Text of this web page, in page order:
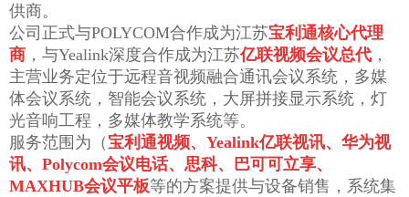
供商。
公司正式与POLYCOM合作成为江苏宝利通核心代理
商 ，与Yealink深度合作成为江苏亿联视频会议总代 ，
主营业务定位于远程音视频融合通讯会议系统，多媒
体会议系统，智能会议系统，大屏拼接显示系统，灯
光音响工程，多媒体教学系统等。
服务范围为（ 宝利通视频、Yealink亿联视讯、华为视
讯、Polycom会议电话、思科、巴可可立享、
MAXHUB会议平板等的方案提供与设备销售，系统集